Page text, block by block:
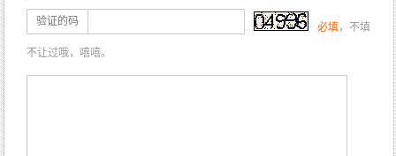
验证的码 必填，不填
不让过哦，嘻嘻。